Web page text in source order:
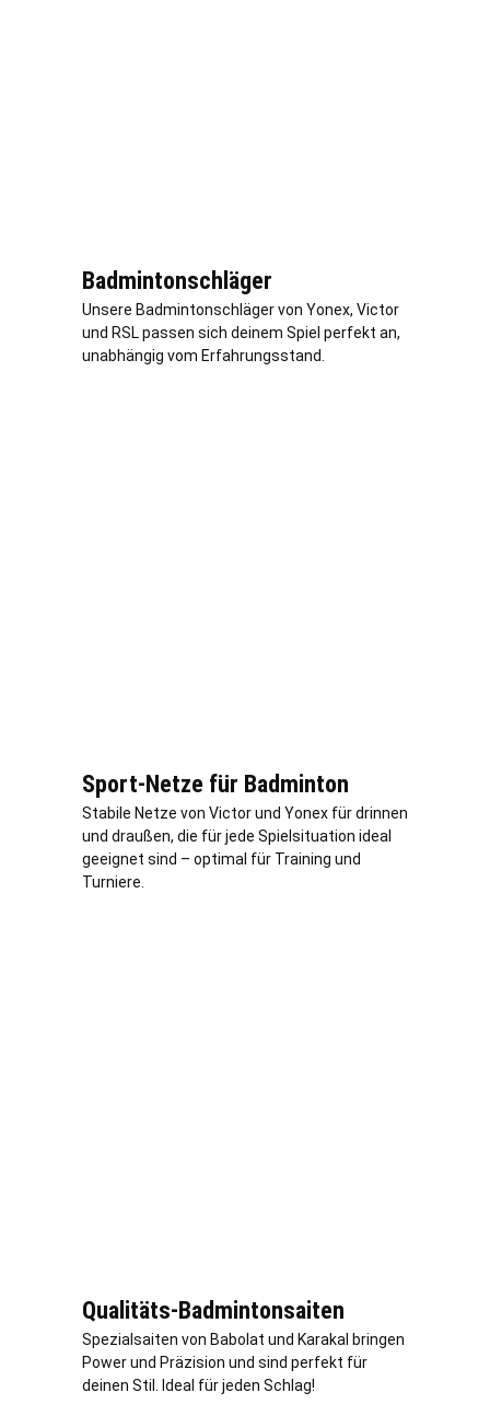
Badmintonschläger
Unsere Badmintonschläger von Yonex, Victor
und RSL passen sich deinem Spiel perfekt an,
unabhängig vom Erfahrungsstand.
Sport-Netze für Badminton
Stabile Netze von Victor und Yonex für drinnen
und draußen, die für jede Spielsituation ideal
geeignet sind – optimal für Training und
Turniere.
Qualitäts-Badmintonsaiten
Spezialsaiten von Babolat und Karakal bringen
Power und Präzision und sind perfekt für
deinen Stil. Ideal für jeden Schlag!